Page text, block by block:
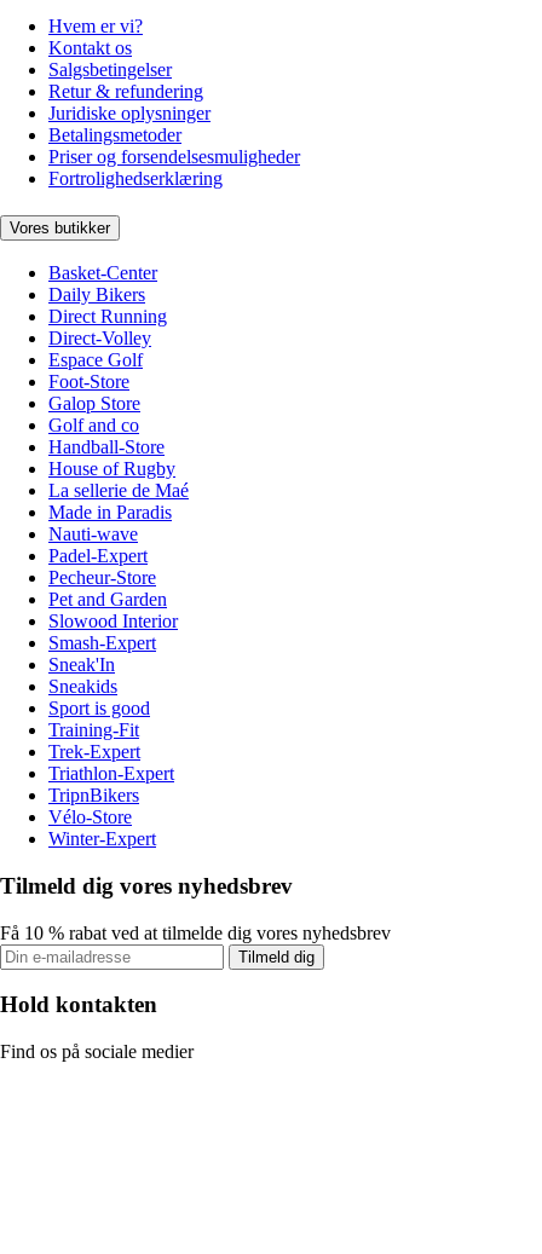
Hvem er vi?
Kontakt os
Salgsbetingelser
Retur & refundering
Juridiske oplysninger
Betalingsmetoder
Priser og forsendelsesmuligheder
Fortrolighedserklæring
Vores butikker
Basket-Center
Daily Bikers
Direct Running
Direct-Volley
Espace Golf
Foot-Store
Galop Store
Golf and co
Handball-Store
House of Rugby
La sellerie de Maé
Made in Paradis
Nauti-wave
Padel-Expert
Pecheur-Store
Pet and Garden
Slowood Interior
Smash-Expert
Sneak'In
Sneakids
Sport is good
Training-Fit
Trek-Expert
Triathlon-Expert
TripnBikers
Vélo-Store
Winter-Expert
Tilmeld dig vores nyhedsbrev
Få 10 % rabat ved at tilmelde dig vores nyhedsbrev
Tilmeld dig
Hold kontakten
Find os på sociale medier